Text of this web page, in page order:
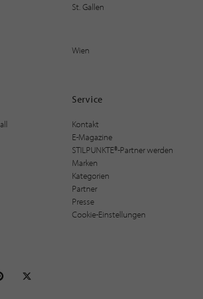
St. Gallen
Wien
Service
Kontakt
E-Magazine
STILPUNKTE®-Partner werden
Marken
Kategorien
Partner
Presse
Cookie-Einstellungen